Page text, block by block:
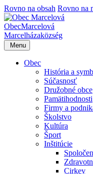
Rovno na obsah Rovno na
ObecMarcelová
Marcelházaközség
Menu
Obec
História a
Súčasnosť
Družobné obce
Pamätihodnosti
Firmy a
Školstvo
Kultúra
Šport
Inštitúcie
Cirkev